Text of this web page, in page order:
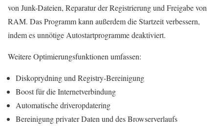
von Junk-Dateien, Reparatur der Registrierung und Freigabe von
RAM. Das Programm kann außerdem die Startzeit verbessern,
indem es unnötige Autostartprogramme deaktiviert.
Weitere Optimierungsfunktionen umfassen:
Diskoprydning und Registry-Bereinigung
Boost für die Internetverbindung
Automatische driveropdatering
Bereinigung privater Daten und des Browserverlaufs